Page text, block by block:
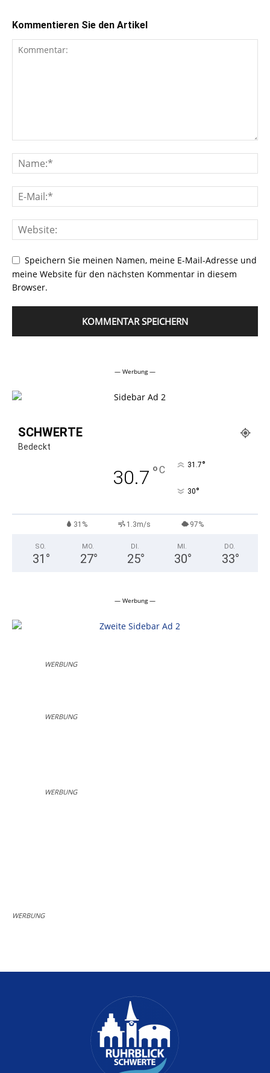
Kommentieren Sie den Artikel
Speichern Sie meinen Namen, meine E-Mail-Adresse und
meine Website für den nächsten Kommentar in diesem
Browser.
— Werbung —
SCHWERTE
Bedeckt
30.7 °C 31.7°
30°
31% 1.3m/s 97%
SO.
31 °
MO.
27°
DI.
25°
MI.
30°
DO.
33°
— Werbung —
WERBUNG
WERBUNG
WERBUNG
WERBUNG